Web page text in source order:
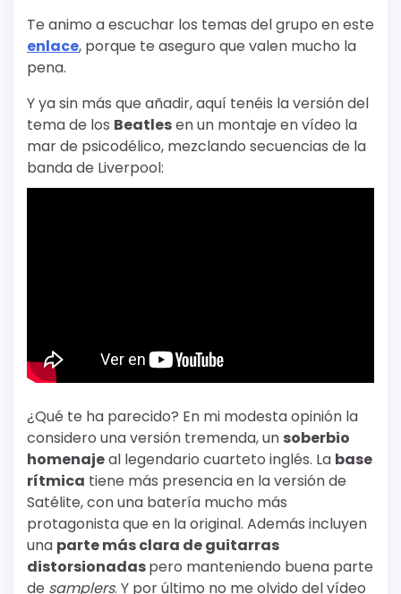
Te animo a escuchar los temas del grupo en este
enlace, porque te aseguro que valen mucho la
pena.
Y ya sin más que añadir, aquí tenéis la versión del
tema de los Beatlesen un montaje en vídeo la
mar de psicodélico, mezclando secuencias de la
banda de Liverpool:
¿Qué te ha parecido? En mi modesta opinión la
considero una versión tremenda, un soberbio
homenajeal legendario cuarteto inglés. La base
rítmica tiene más presencia en la versión de
Satélite, con una batería mucho más
protagonista que en la original. Además incluyen
una parte más clara de guitarras
distorsionadaspero manteniendo buena parte
de samplers. Y por último no me olvido del vídeo